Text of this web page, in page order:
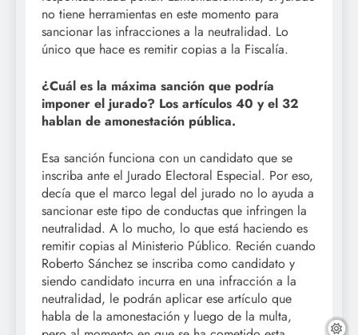
no tiene herramientas en este momento para
sancionar las infracciones a la neutralidad. Lo
único que hace es remitir copias a la Fiscalía.
¿Cuál es la máxima sanción que podría
imponer el jurado? Los artículos 40 y el 32
hablan de amonestación pública.
Esa sanción funciona con un candidato que se
inscriba ante el Jurado Electoral Especial. Por eso,
decía que el marco legal del jurado no lo ayuda a
sancionar este tipo de conductas que infringen la
neutralidad. A lo mucho, lo que está haciendo es
remitir copias al Ministerio Público. Recién cuando
Roberto Sánchez se inscriba como candidato y
siendo candidato incurra en una infracción a la
neutralidad, le podrán aplicar ese artículo que
habla de la amonestación y luego de la multa,